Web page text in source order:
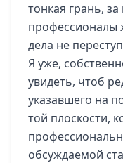
тонкая грань,
профессионалы
дела не
Я уже,
увидеть, чтоб
указавшего на
той плоскости,
обсуждаемой